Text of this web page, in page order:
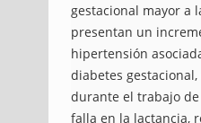
gestacional mayor a
presentan un
hipertensión
diabetes
durante el trabajo
falla en la lactancia,